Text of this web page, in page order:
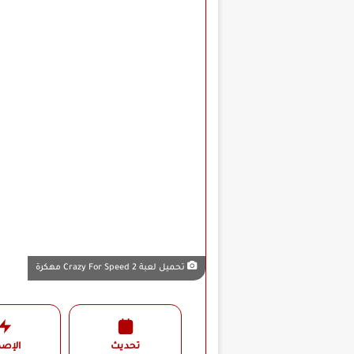
تحميل لعبة Crazy For Speed 2 مهكرة
تحديث